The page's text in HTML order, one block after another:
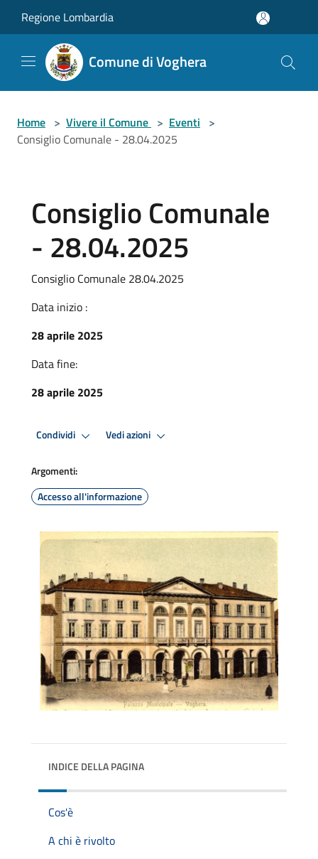
Regione Lombardia
Comune di Voghera
Home > Vivere il Comune > Eventi >
Consiglio Comunale - 28.04.2025
Consiglio Comunale
- 28.04.2025
Consiglio Comunale 28.04.2025
Data inizio :
28 aprile 2025
Data fine:
28 aprile 2025
Condividi Vedi azioni
Argomenti:
Accesso all'informazione
INDICE DELLA PAGINA
Cos'è
A chi è rivolto